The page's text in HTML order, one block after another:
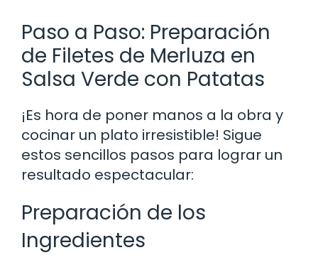
Paso a Paso: Preparación
de Filetes de Merluza en
Salsa Verde con Patatas
¡Es hora de poner manos a la obra y
cocinar un plato irresistible! Sigue
estos sencillos pasos para lograr un
resultado espectacular:
Preparación de los
Ingredientes